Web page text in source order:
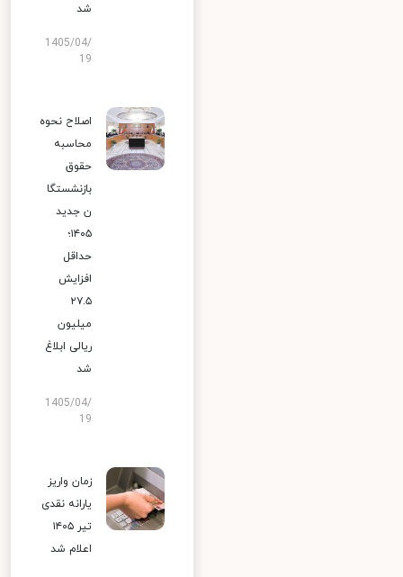
شد
1405/04/
19
اصلاح نحوه
محاسبه
حقوق
بازنشستگا
ن جدید
۱۴۰۵؛
حداقل
افزایش
۲۷.۵
میلیون
ریالی ابلاغ
شد
1405/04/
19
زمان واریز
یارانه نقدی
تیر ۱۴۰۵
اعلام شد